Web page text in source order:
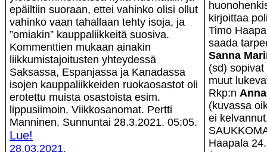
epäiltiin suoraan, ettei vahinko olisi ollut
vahinko vaan tahallaan tehty isoja, ja
”omiakin” kauppaliikkeitä suosiva.
Kommenttien mukaan ainakin
liikkumistajoitusten yhteydessä
Saksassa, Espanjassa ja Kanadassa
isojen kauppaliikkeiden ruokaosastot oli
erotettu muista osastoista esim.
lippusiimoin. Viikkosanomat. Pertti
Manninen. Sunnuntai 28.3.2021. 05:05.
Lue!
28.03.2021.
kirjoittaa
Timo
saada
Sanna
(sd)
muut
Rkp:n
(kuvassa
ei
Haapala